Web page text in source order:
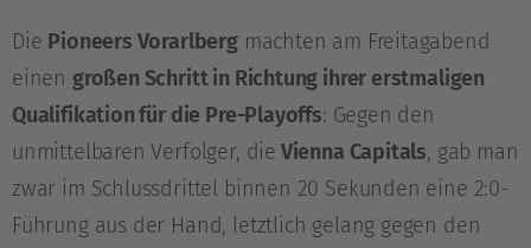
Die Pioneers Vorarlbergmachten am Freitagabend
einen großen Schritt in Richtung ihrer erstmaligen
Qualifikation für die Pre-Playoffs: Gegen den
unmittelbaren Verfolger, die Vienna Capitals, gab man
zwar im Schlussdrittel binnen 20 Sekunden eine 2:0-
Führung aus der Hand, letztlich gelang gegen den